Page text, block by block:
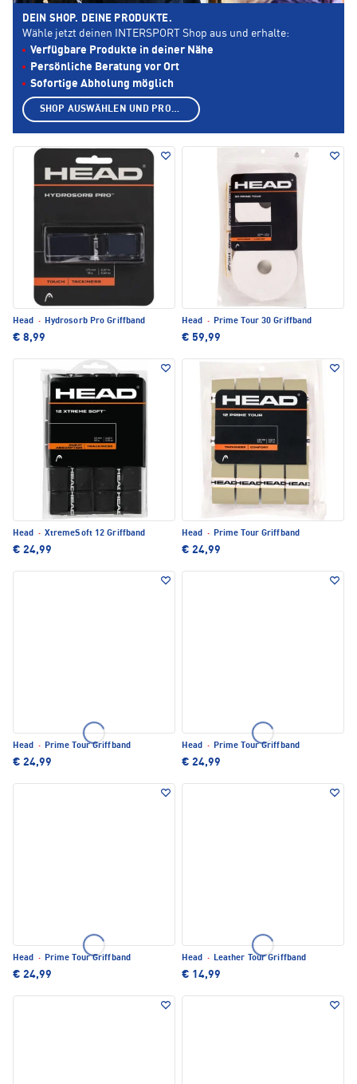
Head · Hydrosorb Pro Griffband
€ 8,99
Head · Prime Tour 30 Griffband
€ 59,99
Head · XtremeSoft 12 Griffband
€ 24,99
Head · Prime Tour Griffband
€ 24,99
Head · Prime Tour Griffband
€ 24,99
Head · Prime Tour Griffband
€ 24,99
Head · Prime Tour Griffband
€ 24,99
Head · Leather Tour Griffband
€ 14,99
DEIN SHOP. DEINE PRODUKTE.
Wähle jetzt deinen INTERSPORT Shop aus und erhalte:
Verfügbare Produkte in deiner Nähe
Persönliche Beratung vor Ort
Sofortige Abholung möglich
SHOP AUSWÄHLEN UND PRODUKTE ANZEIGEN